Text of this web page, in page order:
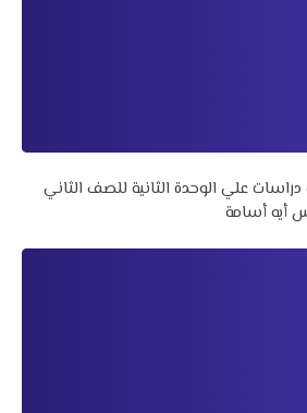
دراسات علي الوحدة الثانية للصف الثاني
أيه أسامة